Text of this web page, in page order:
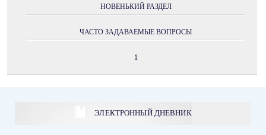
НОВЕНЬКИЙ РАЗДЕЛ
ЧАСТО ЗАДАВАЕМЫЕ ВОПРОСЫ
1
ЭЛЕКТРОННЫЙ ДНЕВНИК